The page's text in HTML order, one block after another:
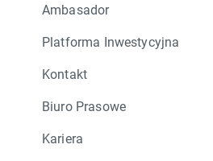
Ambasador
Platforma Inwestycyjna
Kontakt
Biuro Prasowe
Kariera